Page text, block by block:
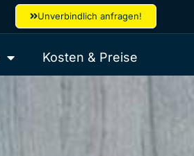
Unverbindlich anfragen!
Kosten & Preise